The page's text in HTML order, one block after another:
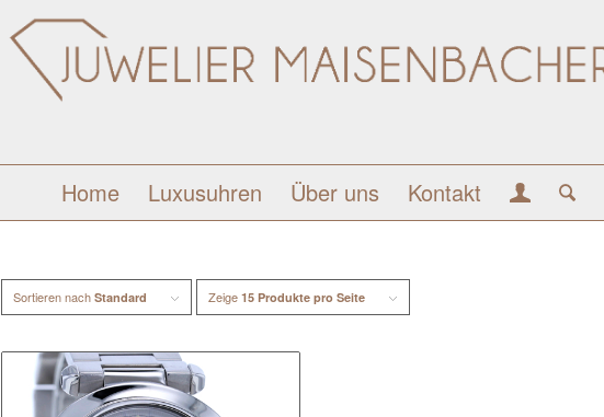
Home Luxusuhren Über uns Kontakt
Sortieren nachStandard Zeige15 Produkte pro Seite